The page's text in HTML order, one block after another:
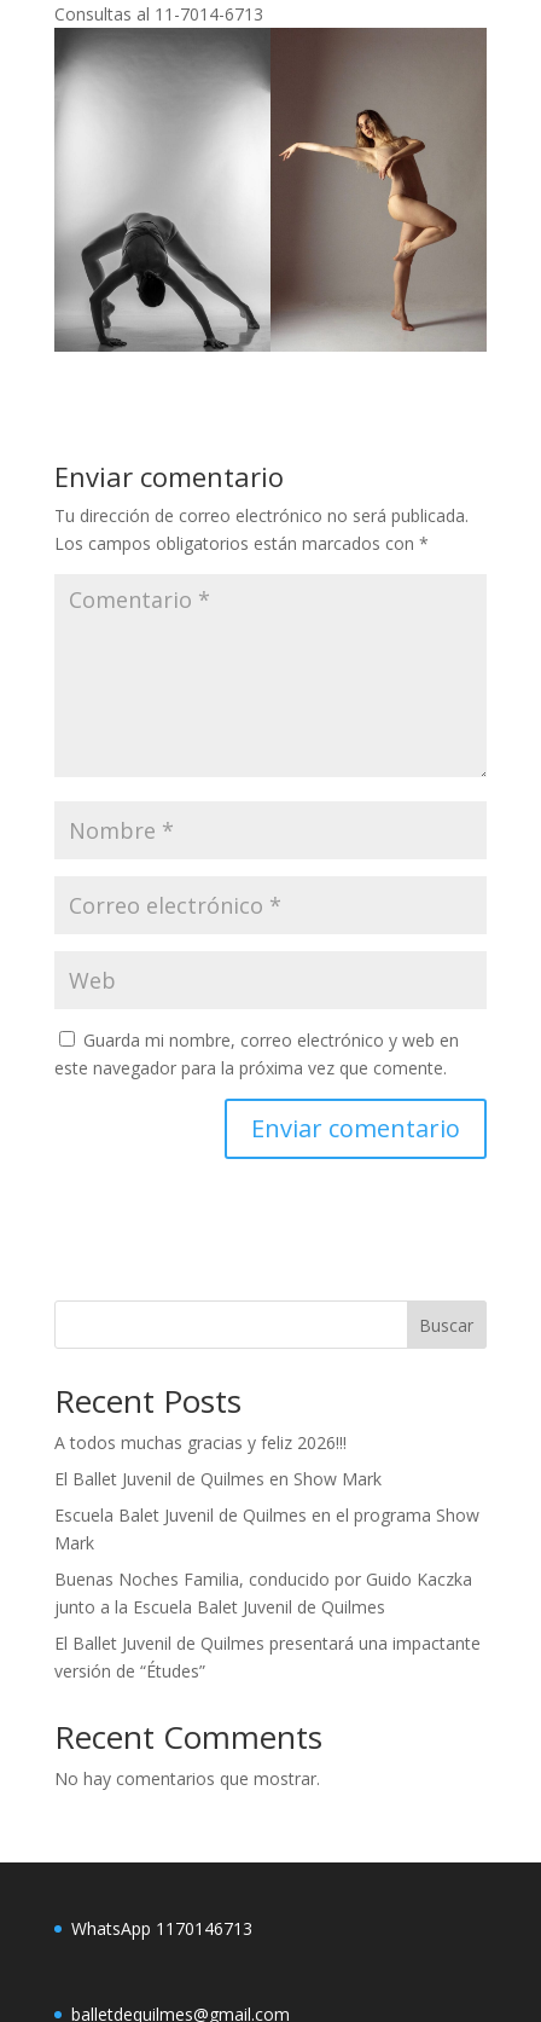
Consultas al 11-7014-6713
Enviar comentario
Tu dirección de correo electrónico no será publicada.
Los campos obligatorios están marcados con *
Guarda mi nombre, correo electrónico y web en
este navegador para la próxima vez que comente.
Buscar
Recent Posts
A todos muchas gracias y feliz 2026!!!
El Ballet Juvenil de Quilmes en Show Mark
Escuela Balet Juvenil de Quilmes en el programa Show
Mark
Buenas Noches Familia, conducido por Guido Kaczka
junto a la Escuela Balet Juvenil de Quilmes
El Ballet Juvenil de Quilmes presentará una impactante
versión de “Études”
Recent Comments
No hay comentarios que mostrar.
WhatsApp 1170146713
balletdequilmes@gmail.com